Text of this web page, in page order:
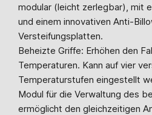
modular (leicht zerlegbar), mit
und einem innovativen Anti-
Versteifungsplatten.
Beheizte Griffe: Erhöhen den
Temperaturen. Kann auf vier
Temperaturstufen eingestellt
Modul für die Verwaltung des
ermöglicht den gleichzeitigen